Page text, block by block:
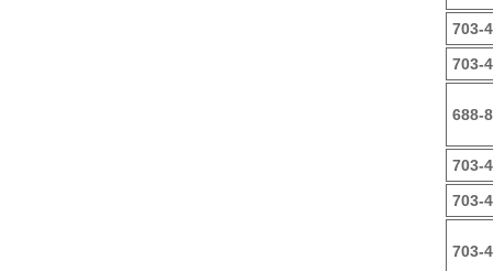
703-
703-
688-
703-
703-
703-